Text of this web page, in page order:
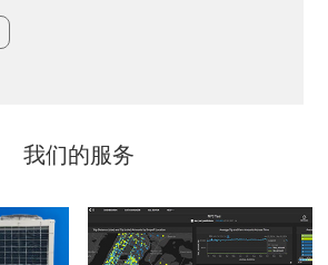
我们的服务